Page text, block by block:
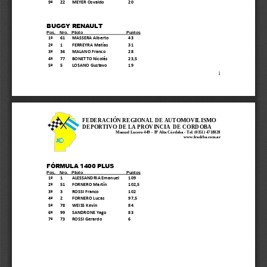
1
9º
22 MEYER Osvaldo 20
BUGGY RENAULT
Pos. Nro. Piloto Puntos
1º 61 MASSERA Alberto
43
2º
1 FERREYRA Matías
31
3º
36 MALANO Franco
28
4º
77 BONETTO Nicolás
23,5
5º
5 LOSANO Gustavo 19
FEDERACIÓN REGIONAL DE AUTOMOVILISMO
DEPORTIVO DE LA PROVINCIA  DE CORDOBA
Manuel Lucero 449 Bº Alta Córdoba
Tel. (0351) 4718828
www.fradcba.com.ar
FÓRMULA 1400 PLUS
Pos. Nro. Piloto Puntos
1º 1 ALESSANDRIA Emanuel
109
2º
51 FORNERO Martín
102,5
3º
3 ROSSI Franco
102
4º
2 FORNERO Lucas
97,5
5º
78 WEISS Kevin
84
6º
99 SANDRONE Yago
83
7º
73 ROSSI Gerardo 6